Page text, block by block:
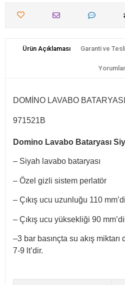
Ürün Açıklaması Garanti ve
Yorumlar
DOMİNO LAVABO
971521B
Domino Lavabo Bataryası
– Siyah lavabo bataryası
– Özel gizli sistem perlatör
– Çıkış ucu uzunluğu 110
– Çıkış ucu yüksekliği 90
–3 bar basınçta su akış miktarı
7-9 lt’dir.